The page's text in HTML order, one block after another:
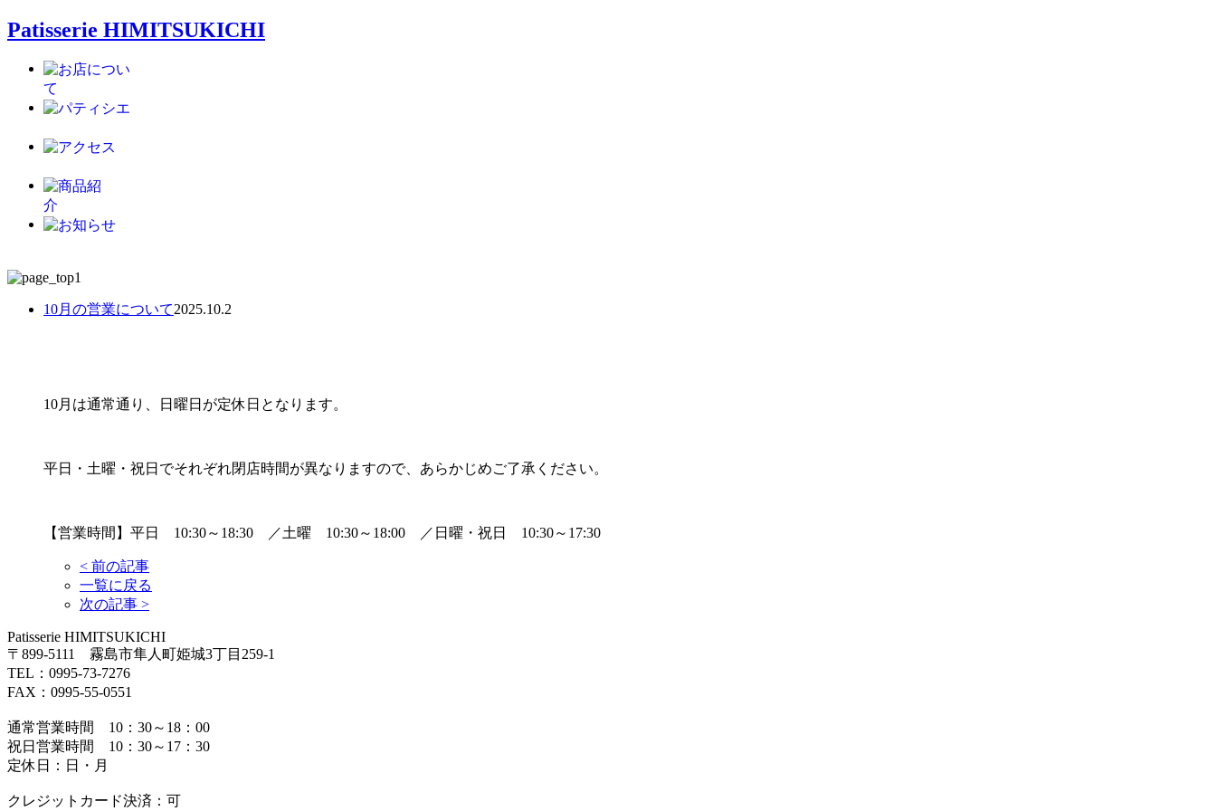
Patisserie HIMITSUKICHI
10月の営業について2025.10.2
10月は通常通り、日曜日が定休日となります。
平日・土曜・祝日でそれぞれ閉店時間が異なりますので、あらかじめご了承ください。
【営業時間】平日 10:30～18:30 ／土曜 10:30～18:00 ／日曜・祝日 10:30～17:30
< 前の記事
一覧に戻る
次の記事 >
Patisserie HIMITSUKICHI
〒899-5111 霧島市隼人町姫城3丁目259-1
TEL：0995-73-7276
FAX：0995-55-0551
通常営業時間 10：30～18：00
祝日営業時間 10：30～17：30
定休日：日・月
クレジットカード決済：可